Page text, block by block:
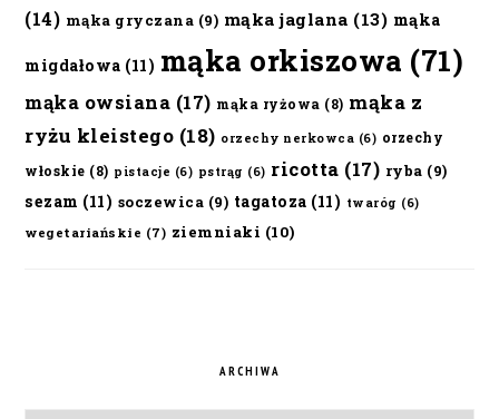
(14) mąka gryczana (9) mąka jaglana (13) mąka
migdałowa (11) mąka orkiszowa (71)
mąka owsiana (17) mąka ryżowa (8) mąka z
ryżu kleistego (18) orzechy nerkowca (6) orzechy
włoskie (8) pistacje (6) pstrąg (6) ricotta (17) ryba (9)
sezam (11) soczewica (9) tagatoza (11) twaróg (6)
wegetariańskie (7) ziemniaki (10)
ARCHIWA